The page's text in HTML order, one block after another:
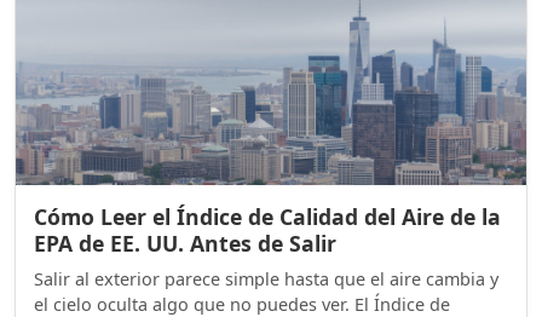
Cómo Leer el Índice de Calidad del Aire de la
EPA de EE. UU. Antes de Salir
Salir al exterior parece simple hasta que el aire cambia y
el cielo oculta algo que no puedes ver. El Índice de